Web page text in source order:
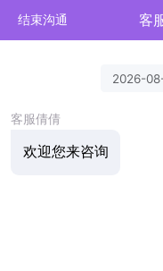
结束沟通 客
2026-
客服倩倩
欢迎您来咨询